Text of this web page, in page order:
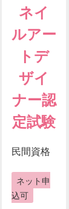
ネイ
ルアー
トデ
ザイ
ナー認
定試験
民間資格
ネット申
込可